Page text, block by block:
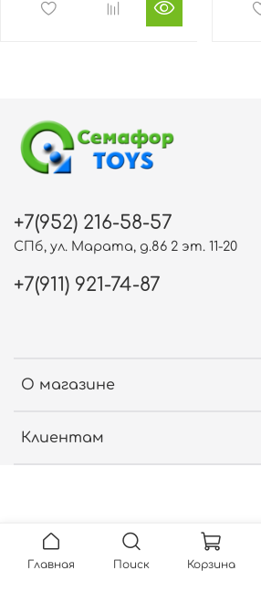
О магазине
Клиентам
+7(952) 216-58-57
СПб, ул. Марата, д.86 2 эт. 11-20
+7(911) 921-74-87
Главная Поиск Корзина
Free Web Counter